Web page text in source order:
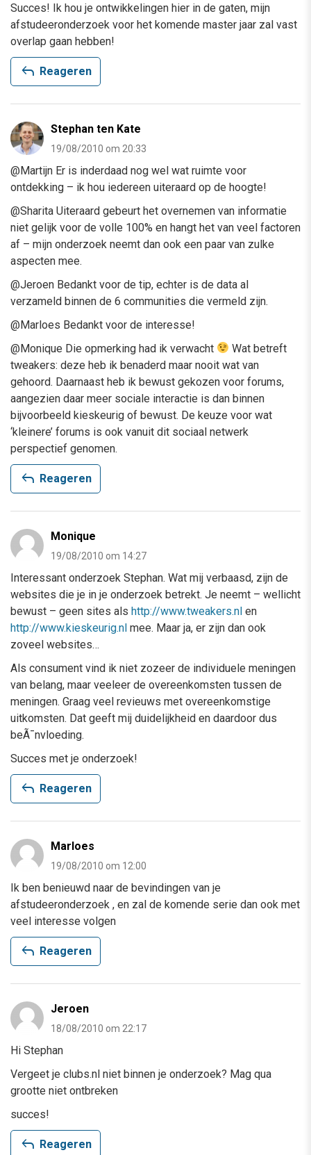
Succes! Ik hou je ontwikkelingen hier in de gaten, mijn
afstudeeronderzoek voor het komende master jaar zal vast
overlap gaan hebben!
reply Reageren
Stephan ten Kate
19/08/2010 om 20:33
@Martijn Er is inderdaad nog wel wat ruimte voor
ontdekking – ik hou iedereen uiteraard op de hoogte!
@Sharita Uiteraard gebeurt het overnemen van informatie
niet gelijk voor de volle 100% en hangt het van veel factoren
af – mijn onderzoek neemt dan ook een paar van zulke
aspecten mee.
@Jeroen Bedankt voor de tip, echter is de data al
verzameld binnen de 6 communities die vermeld zijn.
@Marloes Bedankt voor de interesse!
@Monique Die opmerking had ik verwacht
Wat betreft
tweakers: deze heb ik benaderd maar nooit wat van
gehoord. Daarnaast heb ik bewust gekozen voor forums,
aangezien daar meer sociale interactie is dan binnen
bijvoorbeeld kieskeurig of bewust. De keuze voor wat
‘kleinere’ forums is ook vanuit dit sociaal netwerk
perspectief genomen.
reply Reageren
Monique
19/08/2010 om 14:27
Interessant onderzoek Stephan. Wat mij verbaasd, zijn de
websites die je in je onderzoek betrekt. Je neemt – wellicht
bewust – geen sites als http://www.tweakers.nl en
http://www.kieskeurig.nl mee. Maar ja, er zijn dan ook
zoveel websites…
Als consument vind ik niet zozeer de individuele meningen
van belang, maar veeleer de overeenkomsten tussen de
meningen. Graag veel revieuws met overeenkomstige
uitkomsten. Dat geeft mij duidelijkheid en daardoor dus
beÃ¯nvloeding.
Succes met je onderzoek!
reply Reageren
Marloes
19/08/2010 om 12:00
Ik ben benieuwd naar de bevindingen van je
afstudeeronderzoek , en zal de komende serie dan ook met
veel interesse volgen
reply Reageren
Jeroen
18/08/2010 om 22:17
Hi Stephan
Vergeet je clubs.nl niet binnen je onderzoek? Mag qua
grootte niet ontbreken
succes!
reply Reageren